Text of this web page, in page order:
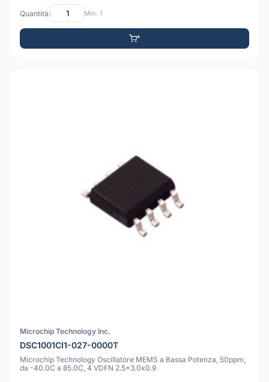
Quantità: Min: 1
Microchip Technology Inc.
DSC1001CI1-027-0000T
Microchip Technology Oscillatore MEMS a Bassa Potenza, 50ppm,
da -40.0C a 85.0C, 4 VDFN 2.5x3.0x0.9